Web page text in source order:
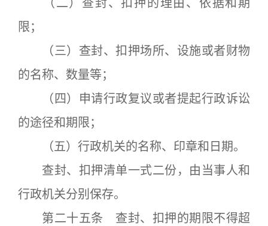
（二）查封、扣押的理由、依据和期
限；
（三）查封、扣押场所、设施或者财物
的名称、数量等；
（四）申请行政复议或者提起行政诉讼
的途径和期限；
（五）行政机关的名称、印章和日期。
查封、扣押清单一式二份，由当事人和
行政机关分别保存。
第二十五条 查封、扣押的期限不得超